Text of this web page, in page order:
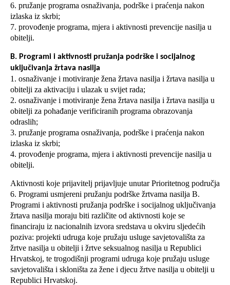
6. pružanje programa osnaživanja, podrške i praćenja nakon
izlaska iz skrbi;
7. provođenje programa, mjera i aktivnosti prevencije nasilja u
obitelji.
B. Programi i aktivnosti pružanja podrške i socijalnog
uključivanja žrtava nasilja
1. osnaživanje i motiviranje žena žrtava nasilja i žrtava nasilja u
obitelji za aktivaciju i ulazak u svijet rada;
2. osnaživanje i motiviranje žena žrtava nasilja i žrtava nasilja u
obitelji za pohađanje verificiranih programa obrazovanja
odraslih;
3. pružanje programa osnaživanja, podrške i praćenja nakon
izlaska iz skrbi;
4. provođenje programa, mjera i aktivnosti prevencije nasilja u
obitelji.
Aktivnosti koje prijavitelj prijavljuje unutar Prioritetnog područja
6. Programi usmjereni pružanju podrške žrtvama nasilja B.
Programi i aktivnosti pružanja podrške i socijalnog uključivanja
žrtava nasilja moraju biti različite od aktivnosti koje se
financiraju iz nacionalnih izvora sredstava u okviru sljedećih
poziva: projekti udruga koje pružaju usluge savjetovališta za
žrtve nasilja u obitelji i žrtve seksualnog nasilja u Republici
Hrvatskoj, te trogodišnji programi udruga koje pružaju usluge
savjetovališta i skloništa za žene i djecu žrtve nasilja u obitelji u
Republici Hrvatskoj.